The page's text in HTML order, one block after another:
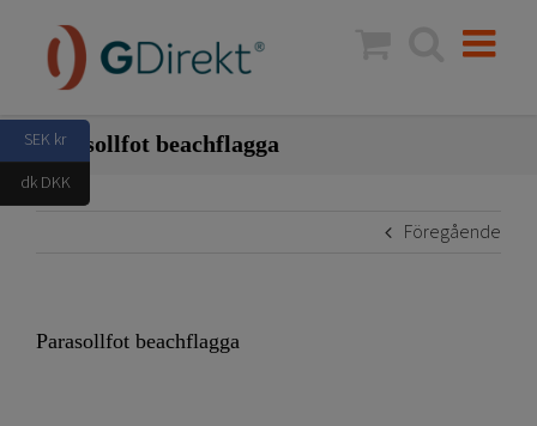
innehållet
Parasollfot beachflagga
Föregående
Parasollfot beachflagga
SEK kr
dk DKK